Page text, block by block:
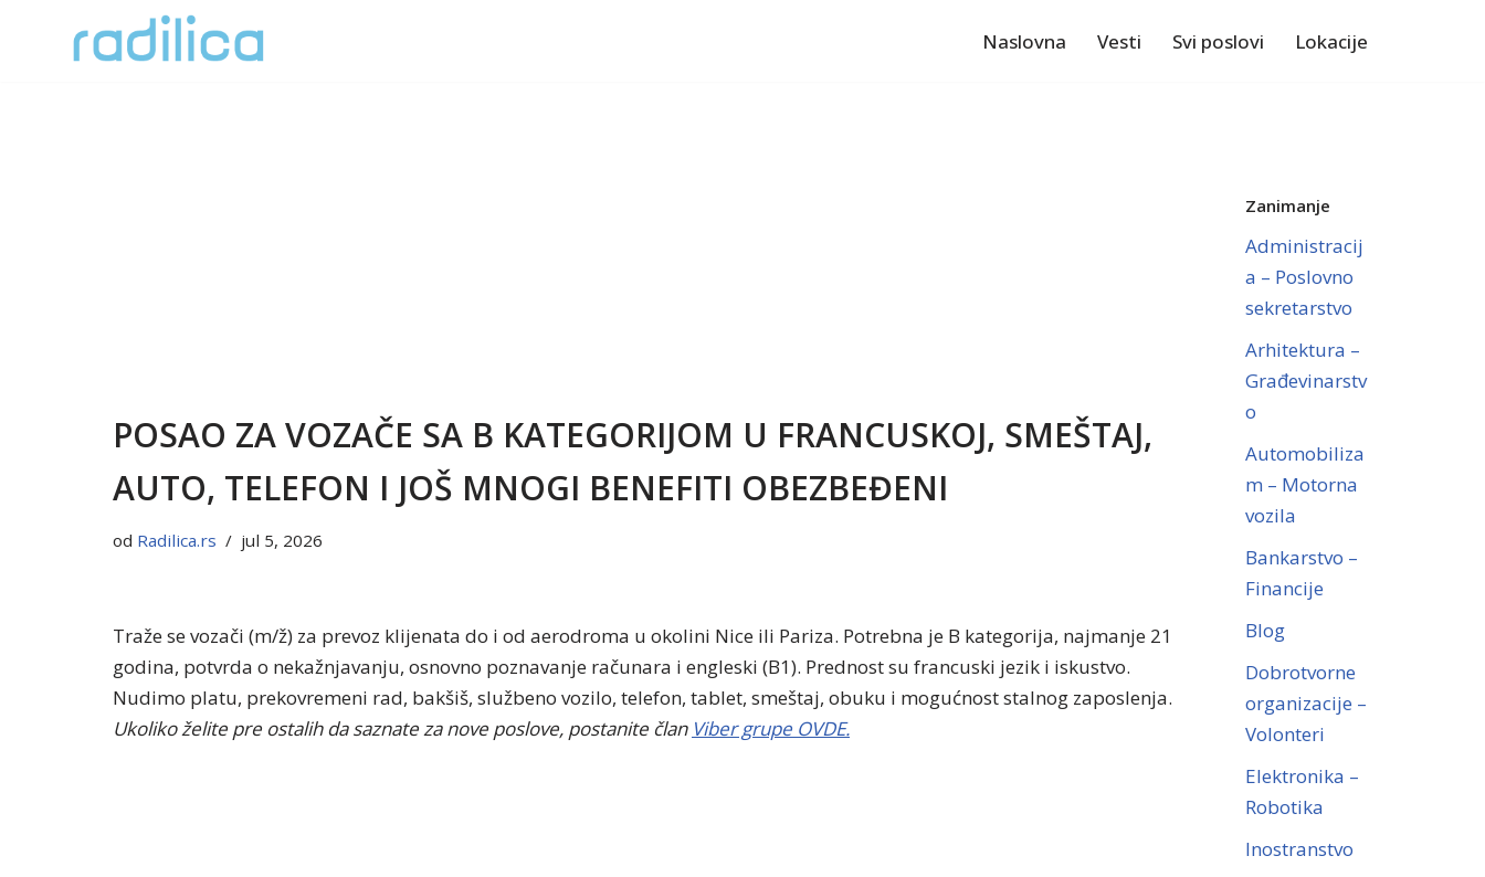
Naslovna Vesti Svi poslovi Lokacije
POSAO ZA VOZAČE SA B KATEGORIJOM U FRANCUSKOJ, SMEŠTAJ,
AUTO, TELEFON I JOŠ MNOGI BENEFITI OBEZBEĐENI
od Radilica.rs jul 5, 2026
Traže se vozači (m/ž) za prevoz klijenata do i od aerodroma u okolini Nice ili Pariza. Potrebna je B kategorija, najmanje 21
godina, potvrda o nekažnjavanju, osnovno poznavanje računara i engleski (B1). Prednost su francuski jezik i iskustvo.
Nudimo platu, prekovremeni rad, bakšiš, službeno vozilo, telefon, tablet, smeštaj, obuku i mogućnost stalnog zaposlenja.
Ukoliko želite pre ostalih da saznate za nove poslove, postanite član Viber grupe OVDE.
Zanimanje
Administracij
a – Poslovno
sekretarstvo
Arhitektura –
Građevinarstv
o
Automobiliza
m – Motorna
vozila
Bankarstvo –
Financije
Blog
Dobrotvorne
organizacije –
Volonteri
Elektronika –
Robotika
Inostranstvo